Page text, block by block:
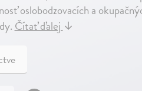
oslobodzovacích a
Čítať ďalej↓